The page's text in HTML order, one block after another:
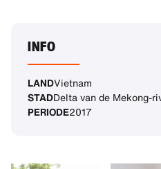
INFO
LANDVietnam
STADDelta van de Mekong-
PERIODE2017